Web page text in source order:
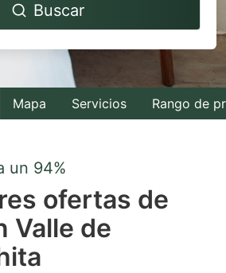
to
with
the
a
date.
Buscar
Mapa Servicios Rango de
un 94%
ofertas de
Valle de